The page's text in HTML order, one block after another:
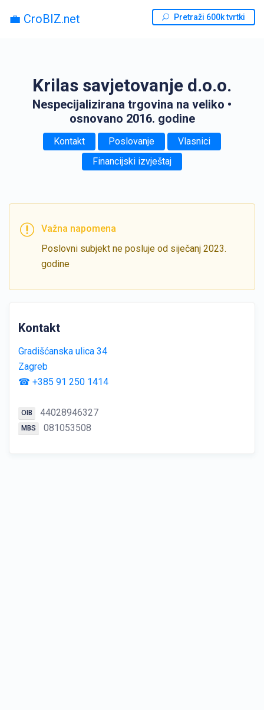
💼 CroBIZ.net Pretraži 600k tvrtki
Krilas savjetovanje d.o.o.
Nespecijalizirana trgovina na veliko •
osnovano 2016. godine
Kontakt Poslovanje
Vlasnici
Financijski izvještaj
Važna napomena
Poslovni subjekt ne posluje od siječanj 2023.
godine
Kontakt
Gradišćanska ulica 34
Zagreb
☎ +385 91 250 1414
OIB 44028946327
MBS 081053508